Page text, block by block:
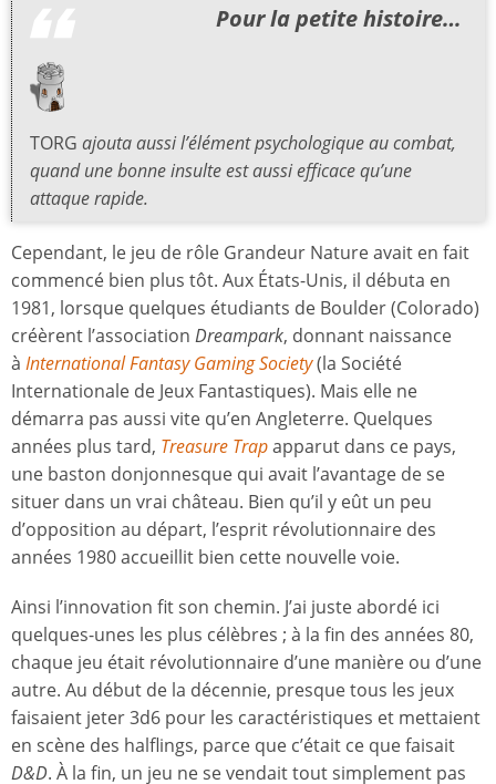
Pour la petite histoire…
TORG ajouta aussi l’élément psychologique au combat,
quand une bonne insulte est aussi efficace qu’une
attaque rapide.
Cependant, le jeu de rôle Grandeur Nature avait en fait
commencé bien plus tôt. Aux États-Unis, il débuta en
1981, lorsque quelques étudiants de Boulder (Colorado)
créèrent l’association Dreampark, donnant naissance
à International Fantasy Gaming Society(la Société
Internationale de Jeux Fantastiques). Mais elle ne
démarra pas aussi vite qu’en Angleterre. Quelques
années plus tard, Treasure Trapapparut dans ce pays,
une baston donjonnesque qui avait l’avantage de se
situer dans un vrai château. Bien qu’il y eût un peu
d’opposition au départ, l’esprit révolutionnaire des
années 1980 accueillit bien cette nouvelle voie.
Ainsi l’innovation fit son chemin. J’ai juste abordé ici
quelques-unes les plus célèbres ; à la fin des années 80,
chaque jeu était révolutionnaire d’une manière ou d’une
autre. Au début de la décennie, presque tous les jeux
faisaient jeter 3d6 pour les caractéristiques et mettaient
en scène des halflings, parce que c’était ce que faisait
D&D. À la fin, un jeu ne se vendait tout simplement pas